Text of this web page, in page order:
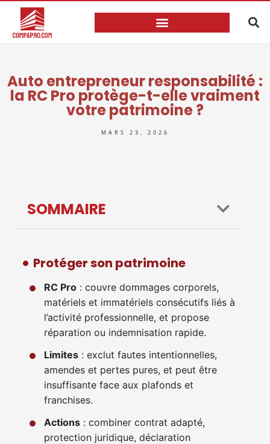
Auto entrepreneur responsabilité :
la RC Pro protège-t-elle vraiment
votre patrimoine ?
MARS 23, 2026
SOMMAIRE
Protéger son patrimoine
RC Pro : couvre dommages corporels,
matériels et immatériels consécutifs liés à
l’activité professionnelle, et propose
réparation ou indemnisation rapide.
Limites : exclut fautes intentionnelles,
amendes et pertes pures, et peut être
insuffisante face aux plafonds et
franchises.
Actions : combiner contrat adapté,
protection juridique, déclaration